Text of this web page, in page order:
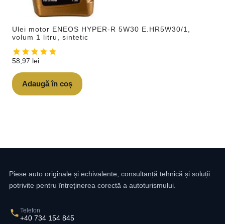
Ulei motor ENEOS HYPER-R 5W30 E.HR5W30/1,
volum 1 litru, sintetic
58,97 lei
Adaugă în coș
Piese auto originale și echivalente, consultanță tehnică și soluții
potrivite pentru întreținerea corectă a autoturismului.
Telefon
+40 734 154 845